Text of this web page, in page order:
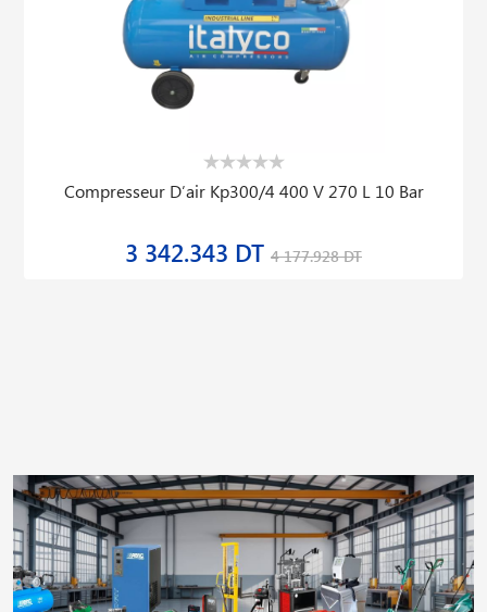
Compresseur D′air Kp300/4 400 V 270 L 10 Bar
3 342.343 DT 4 177.928 DT